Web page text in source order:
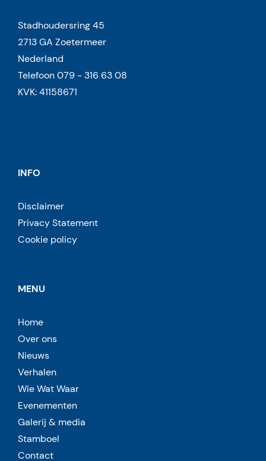
Stadhoudersring 45
2713 GA Zoetermeer
Nederland
Telefoon 079 - 316 63 08
KVK: 41158671
INFO
Disclaimer
Privacy Statement
Cookie policy
MENU
Home
Over ons
Nieuws
Verhalen
Wie Wat Waar
Evenementen
Galerij & media
Stamboel
Contact